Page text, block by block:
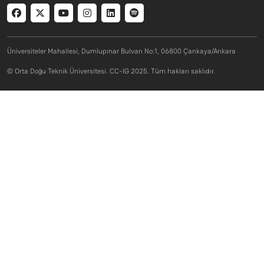
Social menu
Üniversiteler Mahallesi, Dumlupınar Bulvarı No:1, 06800 Çankaya/Ankara
© Orta Doğu Teknik Üniversitesi. CC-IG 2025. Tüm hakları saklıdır.